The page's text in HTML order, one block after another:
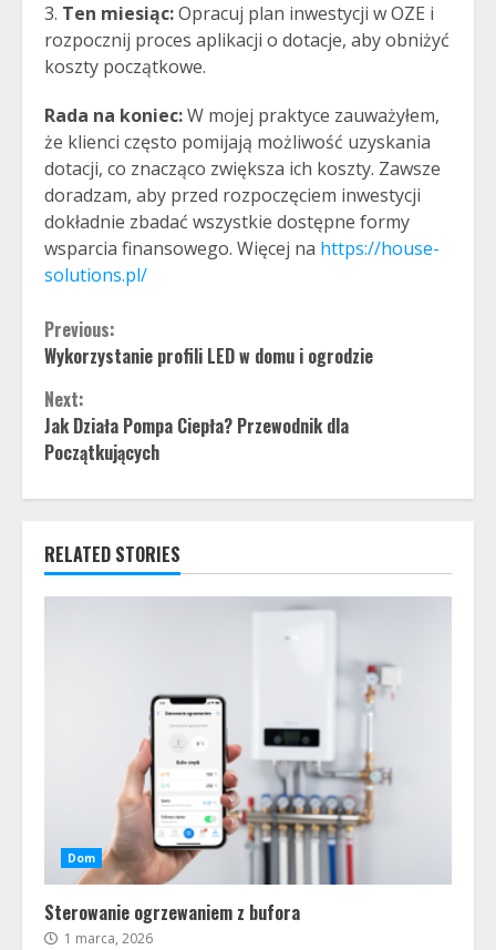
Ten miesiąc:Opracuj plan inwestycji w OZE i
rozpocznij proces aplikacji o dotacje, aby obniżyć
koszty początkowe.
Rada na koniec:W mojej praktyce zauważyłem,
że klienci często pomijają możliwość uzyskania
dotacji, co znacząco zwiększa ich koszty. Zawsze
doradzam, aby przed rozpoczęciem inwestycji
dokładnie zbadać wszystkie dostępne formy
wsparcia finansowego. Więcej na https://house-
solutions.pl/
Continue
Reading
Previous:
Wykorzystanie profili LED w domu i ogrodzie
Next:
Jak Działa Pompa Ciepła? Przewodnik dla
Początkujących
RELATED STORIES
Dom
Sterowanie ogrzewaniem z bufora
1 marca, 2026